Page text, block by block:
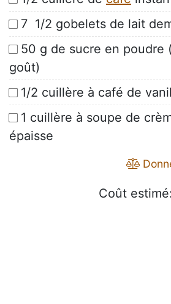
7 1/2 gobelets de lait
50 g de sucre en poudre
goût)
1/2 cuillère à café de
1 cuillère à soupe de
épaisse
Coût estimé: